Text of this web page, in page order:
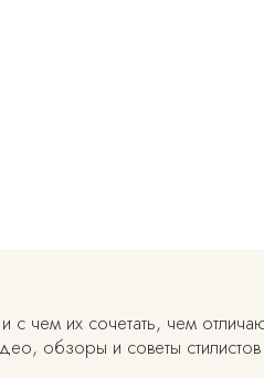
чем их сочетать, чем
обзоры и советы